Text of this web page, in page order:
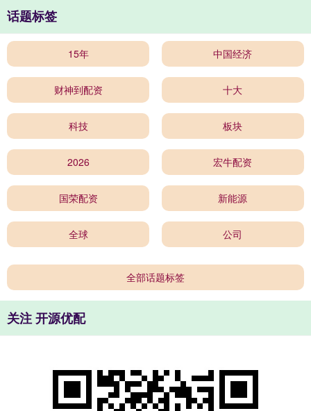
话题标签
15年 中国经济
财神到配资 十大
科技 板块
2026 宏牛配资
国荣配资 新能源
全球 公司
全部话题标签
关注 开源优配